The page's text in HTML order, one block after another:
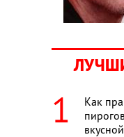
Как